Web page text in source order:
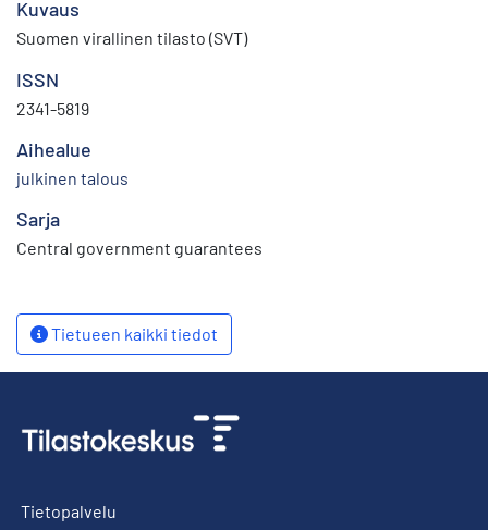
Kuvaus
Suomen virallinen tilasto (SVT)
ISSN
2341-5819
Aihealue
julkinen talous
Sarja
Central government guarantees
Tietueen kaikki tiedot
Tietopalvelu